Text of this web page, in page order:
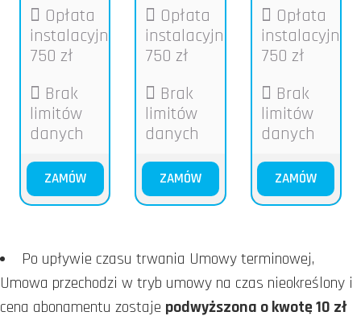
Opłata
instalacyjna
750 zł
Brak
limitów
danych
ZAMÓW
Opłata
instalacyjna
750 zł
Brak
limitów
danych
ZAMÓW
Opłata
instalacyjna
750 zł
Brak
limitów
danych
ZAMÓW
Po upływie czasu trwania Umowy terminowej,
Umowa przechodzi w tryb umowy na czas nieokreślony i
cena abonamentu zostaje podwyższona o kwotę 10 zł